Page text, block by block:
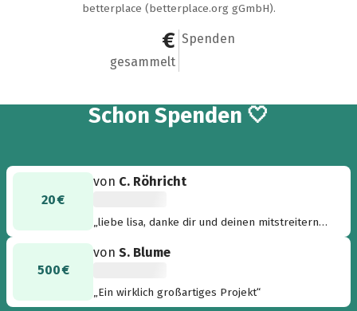
betterplace (betterplace.org gGmbH).
520 €
gesammelt
2
Spenden
Schon 2
Spenden 🤍
20 €
von C. Röhricht
„liebe lisa, danke dir und deinen mitstreitern
500 €
vonS. Blume
„Ein wirklich großartiges Projekt“